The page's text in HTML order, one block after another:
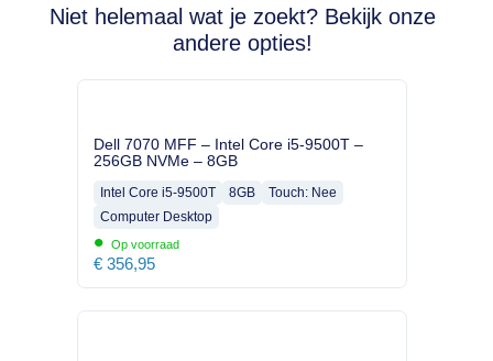
Niet helemaal wat je zoekt? Bekijk onze
andere opties!
Dell 7070 MFF – Intel Core i5-9500T –
256GB NVMe – 8GB
Intel Core i5-9500T 8GB
Touch: Nee
Computer Desktop
• Op voorraad
€ 356,95